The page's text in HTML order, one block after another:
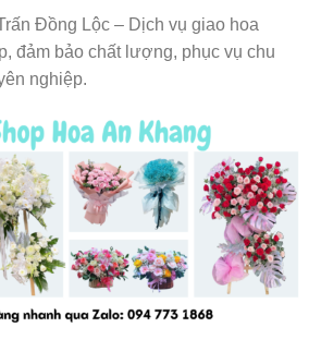
Đồng Lộc – Dịch vụ giao hoa
đảm bảo chất lượng, phục vụ chu
nghiệp.